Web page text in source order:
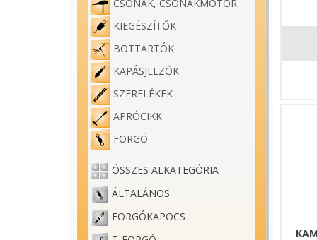
CSÓNAK, CSÓNAKMOTOR
KIEGÉSZÍTŐK
BOTTARTÓK
KAPÁSJELZŐK
SZERELÉKEK
APRÓCIKK
FORGÓ
ÖSSZES ALKATEGÓRIA
ÁLTALÁNOS
FORGÓKAPOCS